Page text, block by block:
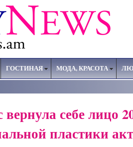
ГОСТИНАЯ МОДА, КРАСОТА
себе лицо
пластики